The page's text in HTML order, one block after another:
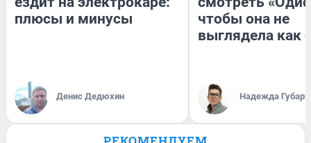
плюсы и минусы
Денис Дедюхин
чтобы она не
выглядела как
Надежда Губарь